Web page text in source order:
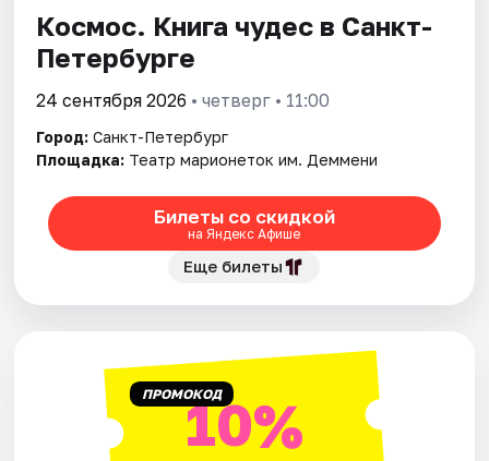
Артисты
Космос. Книга чудес в Санкт-
Петербурге
24 сентября 2026 • четверг • 11:00
Город: Санкт-Петербург
Площадка: Театр марионеток им. Деммени
Билеты со скидкой
на Яндекс Афише
Еще билеты
ПРОМОКОД10%